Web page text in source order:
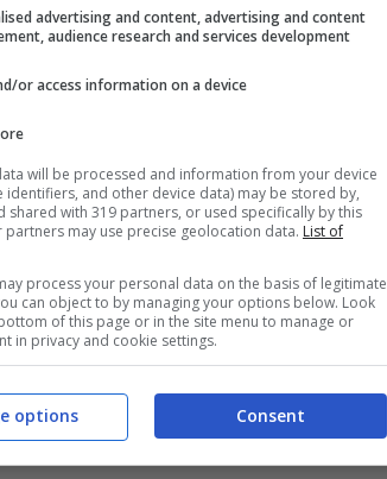
advertising and content, advertising and content
audience research and services development
or access information on a device
will be processed and information from your device
identifiers, and other device data) may be stored by,
shared with 319 partners, or used specifically by this
partners may use precise geolocation data. List of
process your personal data on the basis of legitimate
can object to by managing your options below. Look
of this page or in the site menu to manage or
in privacy and cookie settings.
Consent
options